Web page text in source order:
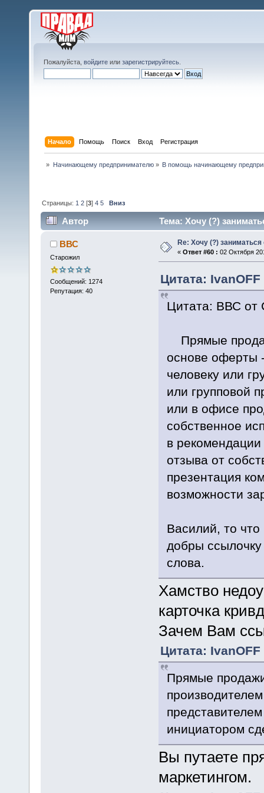
Пожалуйста, войдите или зарегистрируйтесь
Начало Помощь Поиск Вход Регистрация
» Начинающему предпринимателю» В помощь начинающему
Страницы: 1 2 [3]4 5 Вниз
Автор Тема: Хочу (?)
ВВС
Старожил
Сообщений: 1274
Репутация: 40
Re: Хочу (?)
« Ответ #60 : 02 Октября
Цитата:
Цитата: ВВС от
Прямые
основе оферты
человеку или
или групповой
или в офисе
собственное
в
отзыва от
презентация
возможности
Василий, то
добры
слова.
Хамство
карточка
Зачем Вам
Цитата:
Прямые
инициатором
Вы путаете
маркетингом.